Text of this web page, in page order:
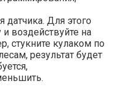
датчика. Для этого
воздействуйте на
стукните кулаком по
результат будет